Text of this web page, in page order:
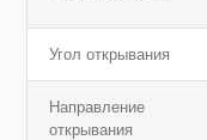
Угол открывания
Направление
открывания